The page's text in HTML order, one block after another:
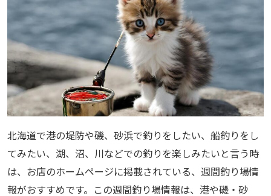
北海道で港の堤防や磯、砂浜で釣りをしたい、船釣りをし
てみたい、湖、沼、川などでの釣りを楽しみたいと言う時
は、お店のホームページに掲載されている、週間釣り場情
報がおすすめです。この週間釣り場情報は、港や磯・砂